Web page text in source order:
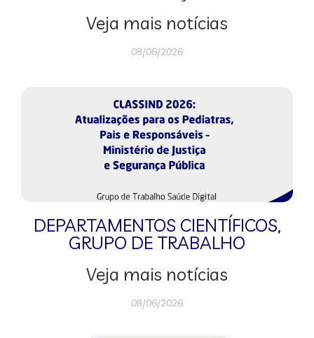
Veja mais notícias
08/06/2026
DEPARTAMENTOS CIENTÍFICOS,
GRUPO DE TRABALHO
Veja mais notícias
08/06/2026